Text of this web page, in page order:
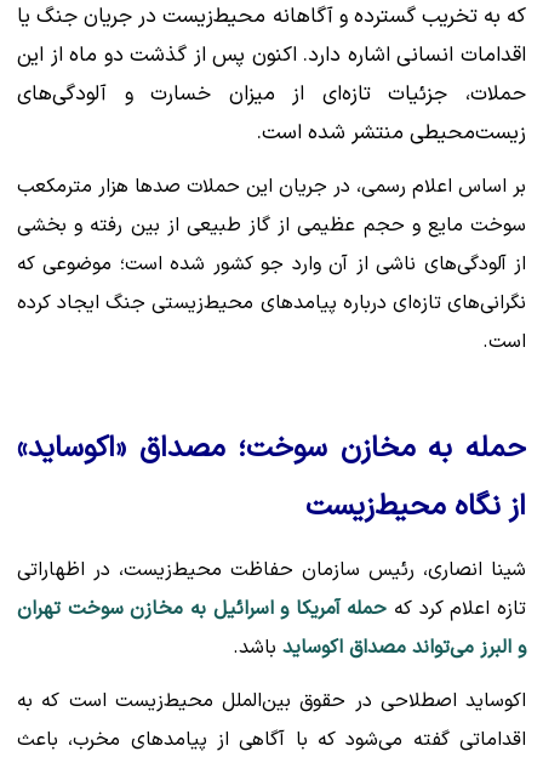
که به تخریب گسترده و آگاهانه محیط‌زیست در جریان جنگ یا
اقدامات انسانی اشاره دارد. اکنون پس از گذشت دو ماه از این
حملات، جزئیات تازه‌ای از میزان خسارت و آلودگی‌های
زیست‌محیطی منتشر شده است.
بر اساس اعلام رسمی، در جریان این حملات صدها هزار مترمکعب
سوخت مایع و حجم عظیمی از گاز طبیعی از بین رفته و بخشی
از آلودگی‌های ناشی از آن وارد جو کشور شده است؛ موضوعی که
نگرانی‌های تازه‌ای درباره پیامدهای محیط‌زیستی جنگ ایجاد کرده
است.
حمله به مخازن سوخت؛ مصداق «اکوساید»
از نگاه محیط‌زیست
شینا انصاری، رئیس سازمان حفاظت محیط‌زیست، در اظهاراتی
تازه اعلام کرد که حمله آمریکا و اسرائیل به مخازن سوخت تهران
و البرز می‌تواند مصداق اکوساید باشد.
اکوساید اصطلاحی در حقوق بین‌الملل محیط‌زیست است که به
اقداماتی گفته می‌شود که با آگاهی از پیامدهای مخرب، باعث